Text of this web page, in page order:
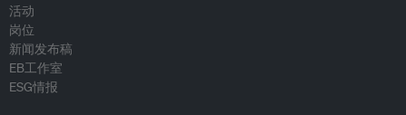
活动
岗位
新闻发布稿
EB工作室
ESG情报